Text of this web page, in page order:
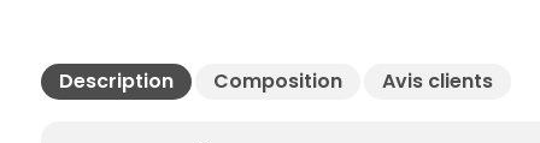
Description Composition Avis clients